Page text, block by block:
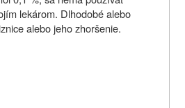
lekárom. Dlhodobé alebo
alebo jeho zhoršenie.